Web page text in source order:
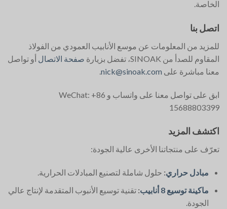
الخاصة.
اتصل بنا
للمزيد من المعلومات عن موسع الأنابيب العمودي من الفولاذ
المقاوم للصدأ من SINOAK، تفضل بزيارة
صفحة الاتصال أو تواصل
معنا مباشرة على nick@sinoak.com
ابق على تواصل معنا على واتساب و WeChat: +86
15688803399
اكتشف المزيد
تعرّف على منتجاتنا الأخرى عالية الجودة:
مبادل حراري: حلول شاملة لتصنيع المبادلات الحرارية.
ماكينة توسيع 8 أنابيب
: تقنية توسيع الأنبوب المتقدمة لإنتاج عالي
الجودة.